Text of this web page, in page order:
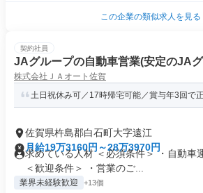
この企業の類似求人を見る
契約社員
JAグループの自動車営業(安定のJA
株式会社ＪＡオート佐賀
土日祝休み可／17時帰宅可能／賞与年3回で
佐賀県杵島郡白石町大字遠江
月給19万3160円～28万3970円
求めている人材 ＜必須条件＞ ・自動車
＜歓迎条件＞ ・営業のご...
業界未経験歓迎 +13個